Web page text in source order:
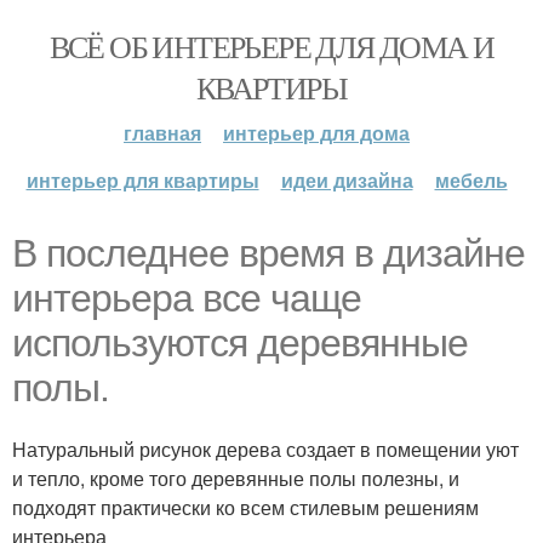
ВСЁ ОБ ИНТЕРЬЕРЕ ДЛЯ ДОМА И
КВАРТИРЫ
главная
интерьер для дома
интерьер для квартиры
идеи дизайна мебель
В последнее время в дизайне
интерьера все чаще
используются деревянные
полы.
Натуральный рисунок дерева создает в помещении уют
и тепло, кроме того деревянные полы полезны, и
подходят практически ко всем стилевым решениям
интерьера